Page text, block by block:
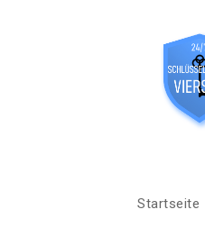
Startseite